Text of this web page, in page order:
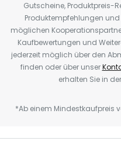
Gutscheine, Produktpreis-
Produktempfehlungen
möglichen
Kaufbewertungen und
jederzeit möglich über den
finden oder über unser
erhalten Sie in der
*Ab einem Mindestkaufpreis